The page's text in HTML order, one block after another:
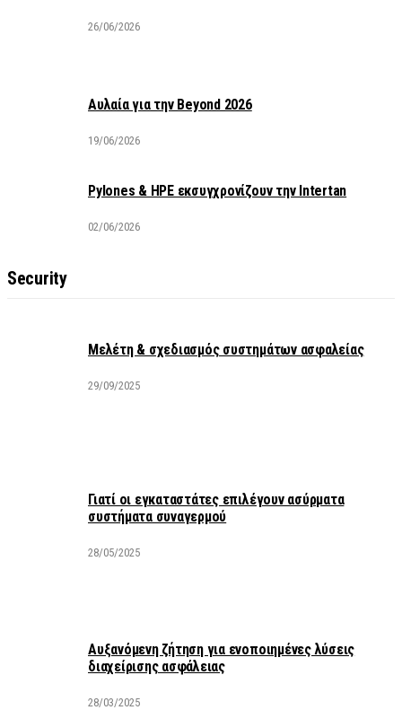
26/06/2026
Αυλαία για την Beyond 2026
19/06/2026
Pylones & HPE εκσυγχρονίζουν την Intertan
02/06/2026
Security
Μελέτη & σχεδιασμός συστημάτων ασφαλείας
29/09/2025
Γιατί οι εγκαταστάτες επιλέγουν ασύρματα
συστήματα συναγερμού
28/05/2025
Αυξανόμενη ζήτηση για ενοποιημένες λύσεις
διαχείρισης ασφάλειας
28/03/2025